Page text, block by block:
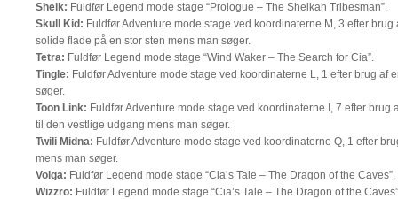
Sheik: Fuldfør Legend mode stage “Prologue – The Sheikah Tribesman”.
Skull Kid: Fuldfør Adventure mode stage ved koordinaterne M, 3 efter
solide flade på en stor sten mens man søger.
Tetra: Fuldfør Legend mode stage “Wind Waker – The Search for Cia”.
Tingle: Fuldfør Adventure mode stage ved koordinaterne L, 1 efter brug af
søger.
Toon Link: Fuldfør Adventure mode stage ved koordinaterne I, 7 efter
til den vestlige udgang mens man søger.
Twili Midna: Fuldfør Adventure mode stage ved koordinaterne Q, 1 efter
mens man søger.
Volga: Fuldfør Legend mode stage “Cia’s Tale – The Dragon of the Caves”.
Wizzro: Fuldfør Legend mode stage “Cia’s Tale – The Dragon of the